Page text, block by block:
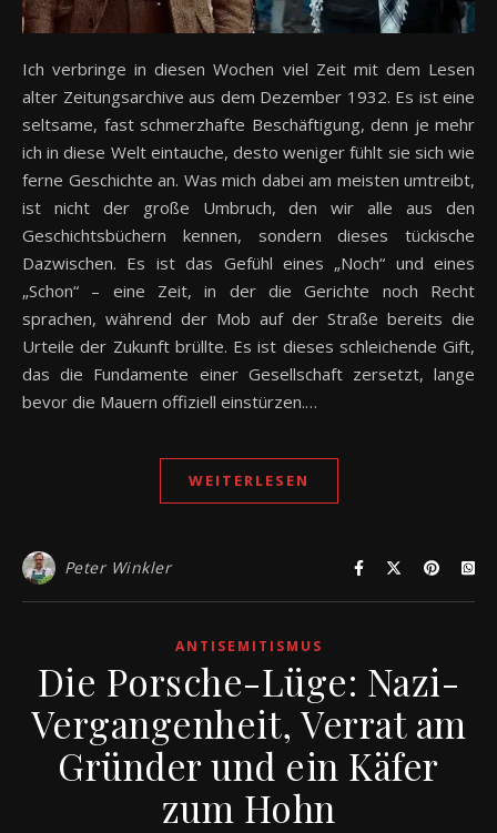
Ich verbringe in diesen Wochen viel Zeit mit dem Lesen
alter Zeitungsarchive aus dem Dezember 1932. Es ist eine
seltsame, fast schmerzhafte Beschäftigung, denn je mehr
ich in diese Welt eintauche, desto weniger fühlt sie sich wie
ferne Geschichte an. Was mich dabei am meisten umtreibt,
ist nicht der große Umbruch, den wir alle aus den
Geschichtsbüchern kennen, sondern dieses tückische
Dazwischen. Es ist das Gefühl eines „Noch“ und eines
„Schon“ – eine Zeit, in der die Gerichte noch Recht
sprachen, während der Mob auf der Straße bereits die
Urteile der Zukunft brüllte. Es ist dieses schleichende Gift,
das die Fundamente einer Gesellschaft zersetzt, lange
bevor die Mauern offiziell einstürzen.…
WEITERLESEN
Peter Winkler
ANTISEMITISMUS
Die Porsche-Lüge: Nazi-
Vergangenheit, Verrat am
Gründer und ein Käfer
zum Hohn